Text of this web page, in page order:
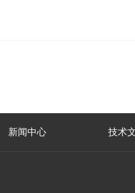
新闻中心 技术